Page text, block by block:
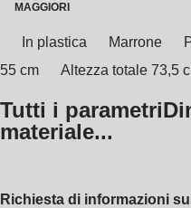
MAGGIORI
In plastica Marrone
55 cm
Altezza totale 73,5
Tutti i parametri
materiale...
Richiesta di informazioni